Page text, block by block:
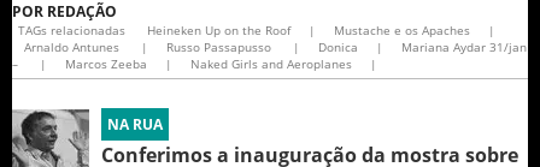
POR REDAÇÃO
TAGs relacionadas Heineken Up on the Roof | Mustache e os Apaches
|
Arnaldo Antunes
| Russo Passapusso | Donica |
Mariana Aydar 31/jan
–
| Marcos Zeeba | Naked Girls and Aeroplanes |
NA RUA
Conferimos a inauguração da mostra sobre